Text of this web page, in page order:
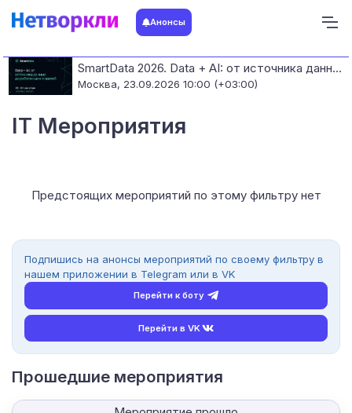
Анонсы
SmartData 2026. Data + AI: от источника данных до работающих моделей
Москва, 23.09.2026 10:00 (+03:00)
IT Мероприятия
Предстоящих мероприятий по этому фильтру нет
Подпишись на анонсы мероприятий по своему фильтру в
нашем приложении в Telegram или в VK
Перейти к боту
Перейти в VK
Прошедшие мероприятия